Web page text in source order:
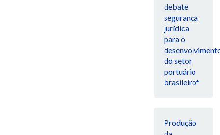
debate
segurança
jurídica
para o
do setor
portuário
brasileiro*
Produção